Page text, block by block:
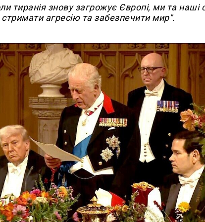
тиранія знову загрожує Європі, ми та
агресію та забезпечити мир".